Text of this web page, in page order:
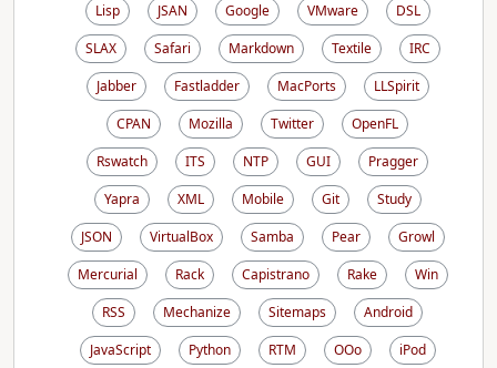
Lisp
JSAN Google VMware
DSL
SLAX
Safari Markdown Textile
IRC
Jabber
Fastladder MacPorts
LLSpirit
CPAN
Mozilla Twitter
OpenFL
Rswatch
ITS NTP GUI
Pragger
Yapra
XML Mobile Git
Study
JSON
VirtualBox Samba Pear
Growl
Mercurial
Rack Capistrano Rake
Win
RSS
Mechanize Sitemaps
Android
JavaScript
Python RTM OOo
iPod